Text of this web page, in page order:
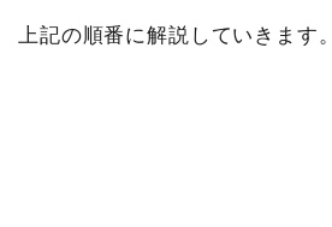
上記の順番に解説していきます。